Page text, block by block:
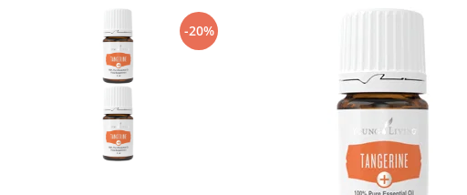
Dezvoltare Spirituala
-20%